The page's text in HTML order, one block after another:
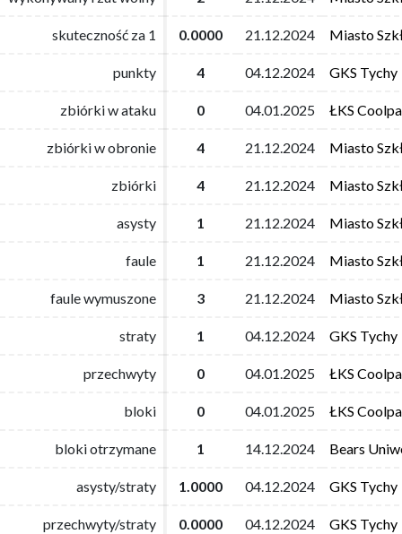
skuteczność za 1 0.0000 21.12.2024 Miasto
punkty 4 04.12.2024 GKS Tychy
zbiórki w ataku 0 04.01.2025 ŁKS
zbiórki w obronie 4 21.12.2024 Miasto
zbiórki 4 21.12.2024 Miasto
asysty 1 21.12.2024 Miasto
faule 1 21.12.2024 Miasto
faule wymuszone 3 21.12.2024 Miasto
straty 1 04.12.2024 GKS Tychy
przechwyty 0 04.01.2025 ŁKS
bloki 0 04.01.2025 ŁKS
bloki otrzymane 1 14.12.2024 Bears
asysty/straty 1.0000 04.12.2024 GKS Tychy
przechwyty/straty 0.0000 04.12.2024 GKS Tychy
skuteczność za 1 0.0000 21.12.2024 Miasto
punkty 4 04.12.2024 GKS Tychy
zbiórki w ataku 0 04.01.2025 ŁKS
zbiórki w obronie 4 21.12.2024 Miasto
zbiórki 4 21.12.2024 Miasto
asysty 1 21.12.2024 Miasto
faule 1 21.12.2024 Miasto
faule wymuszone 3 21.12.2024 Miasto
straty 1 04.12.2024 GKS Tychy
przechwyty 0 04.01.2025 ŁKS
bloki 0 04.01.2025 ŁKS
bloki otrzymane 1 14.12.2024 Bears
asysty/straty 1.0000 04.12.2024 GKS Tychy
przechwyty/straty 0.0000 04.12.2024 GKS Tychy